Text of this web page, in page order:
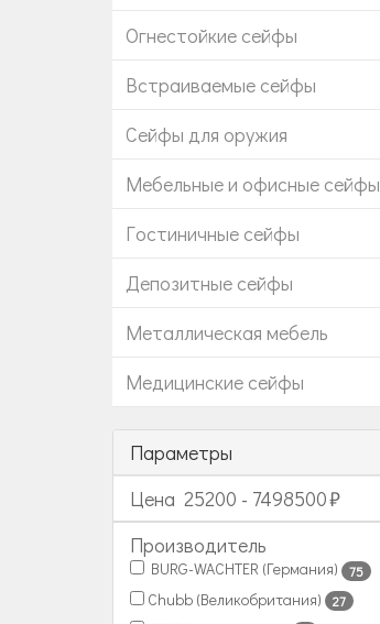
Огнестойкие сейфы
Встраиваемые сейфы
Сейфы для оружия
Мебельные и офисные сейфы
Гостиничные сейфы
Депозитные сейфы
Металлическая мебель
Медицинские сейфы
Параметры
Цена 25200 - 7498500
Производитель
BURG-WACHTER (Германия) 75
Chubb (Великобритания) 27